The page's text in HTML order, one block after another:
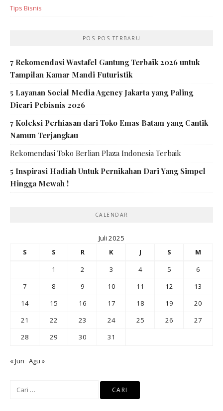
Tips Bisnis
POS-POS TERBARU
7 Rekomendasi Wastafel Gantung Terbaik 2026 untuk
Tampilan Kamar Mandi Futuristik
5 Layanan Social Media Agency Jakarta yang Paling
Dicari Pebisnis 2026
7 Koleksi Perhiasan dari Toko Emas Batam yang Cantik
Namun Terjangkau
Rekomendasi Toko Berlian Plaza Indonesia Terbaik
5 Inspirasi Hadiah Untuk Pernikahan Dari Yang Simpel
Hingga Mewah !
CALENDAR
Juli 2025
S
S R K J S
M
1
2 3 4 5
6
7
8 9 10 11 12
13
14
15 16 17 18 19
20
21
22 23 24 25 26
27
28
29 30 31
« Jun Agu »